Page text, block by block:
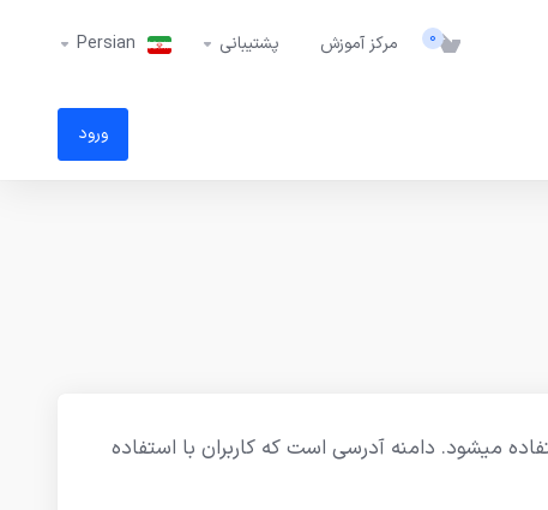
0 مرکز آموزش پشتیبانی Persian
ورود
میشود. دامنه آدرسی است که کاربران با استفاده